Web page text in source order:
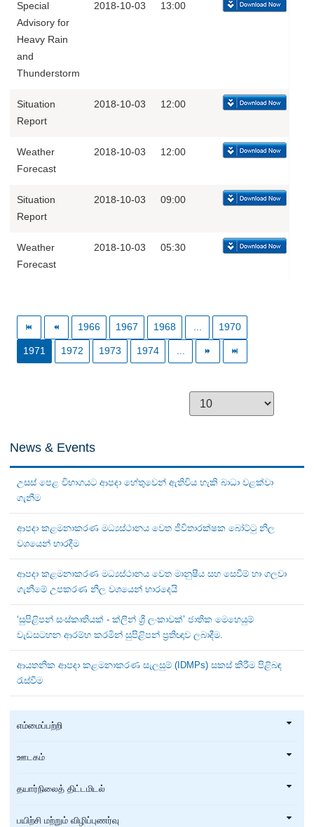
Special
Advisory for
Heavy Rain
and
Thunderstorm
2018-10-03 13:00
Situation
Report
2018-10-03 12:00
Weather
Forecast
2018-10-03 12:00
Situation
Report
2018-10-03 09:00
Weather
Forecast
2018-10-03 05:30
1966 1967 1968 ... 1970
1971 1972 1973 1974 ...
News & Events
උසස් පෙළ විභාගයට ආපදා හේතුවෙන් ඇතිවිය හැකි බාධා වළක්වා
ගැනීම
ආපදා කළමනාකරණ මධ්‍යස්ථානය වෙත ජීවිතාරක්ෂක බෝට්ටු නිල
වශයෙන් භාරදීම
ආපදා කළමනාකරණ මධ්‍යස්ථානය වෙත මානුෂීය සහ සෙවීම් හා ගලවා
ගැනීමේ උපකරණ නිල වශයෙන් භාරදෙයි
‘සුපිළිපන් සංස්කෘතියක් - ක්ලීන් ශ්‍රී ලංකාවක්’ ජාතික මෙහෙයුම්
වැඩසටහන ආරම්භ කරමින් සුපිළිපන් ප්‍රතිඥාව ලබාදීම.
ආයතනික ආපදා කළමනාකරණ සැලසුම් (IDMPs) සකස් කිරීම පිළිබඳ
රැස්වීම
எம்மைப்பற்றி
ஊடகம்
தயார்நிலைத் திட்டமிடல்
பயிற்சி மற்றும் விழிப்புணர்வு